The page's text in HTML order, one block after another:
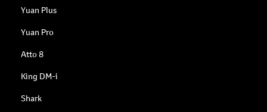
Yuan Plus
Yuan Pro
Atto 8
King DM-i
Shark